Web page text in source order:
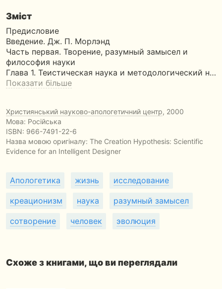
Зміст
Предисловие
Введение. Дж. П. Морлэнд
Часть первая. Творение, разумный замысел и
философия науки
Глава 1. Теистическая наука и методологический н…
Показати більше
Християнський науково-апологетичний центр, 2000
Мова: Російська
ISBN: 966-7491-22-6
Назва мовою оригіналу: The Creation Hypothesis: Scientific
Evidence for an Intelligent Designer
Апологетика жизнь исследование
креационизм наука разумный замысел
сотворение человек эволюция
Схоже з книгами, що ви переглядали